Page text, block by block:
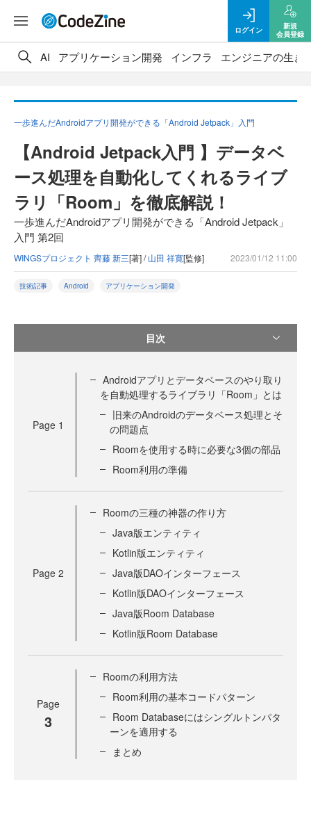
ログイン
新規
会員登録
AI アプリケーション開発 インフラ エンジニアの生き
一歩進んだAndroidアプリ開発ができる「Android Jetpack」入門
【Android Jetpack入門 】データベ
ース処理を自動化してくれるライブ
ラリ「Room」を徹底解説！
一歩進んだAndroidアプリ開発ができる「Android Jetpack」
入門 第2回
WINGSプロジェクト 齊藤 新三[著] /山田 祥寛[監修] 2023/01/12 11:00
技術記事 Android アプリケーション開発
目次
Page 1
Androidアプリとデータベースのやり取り
を自動処理するライブラリ「Room」とは
旧来のAndroidのデータベース処理とそ
の問題点
Roomを使用する時に必要な3個の部品
Room利用の準備
Page 2
Roomの三種の神器の作り方
Java版エンティティ
Kotlin版エンティティ
Java版DAOインターフェース
Kotlin版DAOインターフェース
Java版Room Database
Kotlin版Room Database
Page
3
Roomの利用方法
Room利用の基本コードパターン
Room Databaseにはシングルトンパタ
ーンを適用する
まとめ